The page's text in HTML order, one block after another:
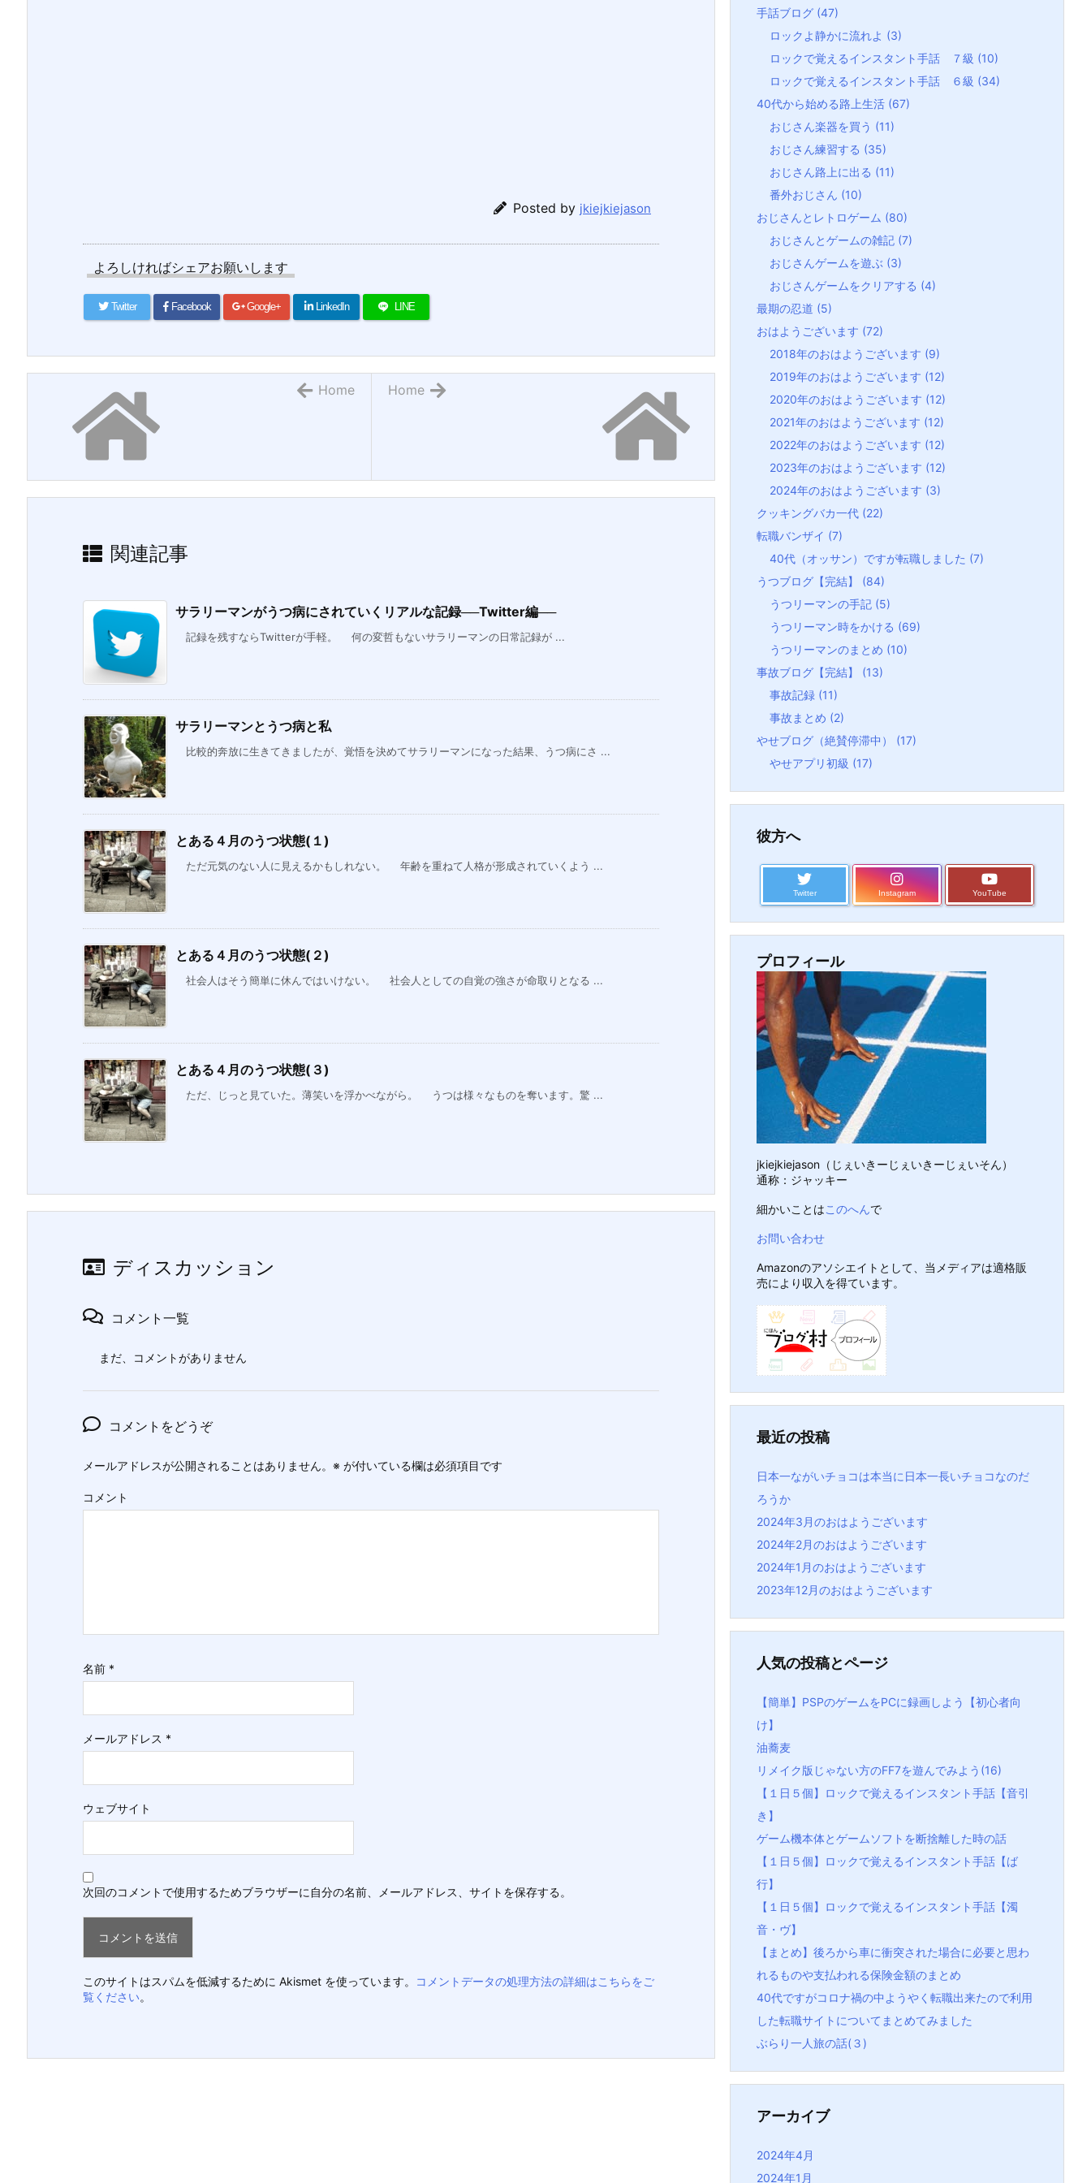
Posted by jkiejkiejason
よろしければシェアお願いします
Twitter Facebook Google+ LinkedIn LINE
Home
Home
関連記事
サラリーマンがうつ病にされていくリアルな記録──Twitter編──
記録を残すならTwitterが手軽。 何の変哲もないサラリーマンの日常記録が ...
サラリーマンとうつ病と私
比較的奔放に生きてきましたが、覚悟を決めてサラリーマンになった結果、うつ病にさ ...
とある４月のうつ状態(１)
ただ元気のない人に見えるかもしれない。 年齢を重ねて人格が形成されていくよう ...
とある４月のうつ状態(２)
社会人はそう簡単に休んではいけない。 社会人としての自覚の強さが命取りとなる ...
とある４月のうつ状態(３)
ただ、じっと見ていた。薄笑いを浮かべながら。 うつは様々なものを奪います。驚 ...
ディスカッション
コメント一覧
まだ、コメントがありません
コメントをどうぞ
メールアドレスが公開されることはありません。 ※ が付いている欄は必須項目です
コメント
名前 *
メールアドレス *
ウェブサイト
次回のコメントで使用するためブラウザーに自分の名前、メールアドレス、サイトを保存する。
このサイトはスパムを低減するために Akismet を使っています。
コメントデータの処理方法の詳細はこちらをご
覧ください。
手話ブログ (47)
ロックよ静かに流れよ (3)
ロックで覚えるインスタント手話 ７級 (10)
ロックで覚えるインスタント手話 ６級 (34)
40代から始める路上生活 (67)
おじさん楽器を買う (11)
おじさん練習する (35)
おじさん路上に出る (11)
番外おじさん (10)
おじさんとレトロゲーム (80)
おじさんとゲームの雑記 (7)
おじさんゲームを遊ぶ (3)
おじさんゲームをクリアする (4)
最期の忍道 (5)
おはようございます (72)
2018年のおはようございます (9)
2019年のおはようございます (12)
2020年のおはようございます (12)
2021年のおはようございます (12)
2022年のおはようございます (12)
2023年のおはようございます (12)
2024年のおはようございます (3)
クッキングバカ一代 (22)
転職バンザイ (7)
40代（オッサン）ですが転職しました (7)
うつブログ【完結】 (84)
うつリーマンの手記 (5)
うつリーマン時をかける (69)
うつリーマンのまとめ (10)
事故ブログ【完結】 (13)
事故記録 (11)
事故まとめ (2)
やせブログ（絶賛停滞中） (17)
やせアプリ初級 (17)
彼方へ
Twitter Instagram YouTube
プロフィール
jkiejkiejason（じぇいきーじぇいきーじぇいそん）
通称：ジャッキー
細かいことはこのへんで
お問い合わせ
Amazonのアソシエイトとして、当メディアは適格販
売により収入を得ています。
最近の投稿
日本一ながいチョコは本当に日本一長いチョコなのだ
ろうか
2024年3月のおはようございます
2024年2月のおはようございます
2024年1月のおはようございます
2023年12月のおはようございます
人気の投稿とページ
【簡単】PSPのゲームをPCに録画しよう【初心者向
け】
油蕎麦
リメイク版じゃない方のFF7を遊んでみよう(16)
【１日５個】ロックで覚えるインスタント手話【音引
き】
ゲーム機本体とゲームソフトを断捨離した時の話
【１日５個】ロックで覚えるインスタント手話【ば
行】
【１日５個】ロックで覚えるインスタント手話【濁
音・ヴ】
【まとめ】後ろから車に衝突された場合に必要と思わ
れるものや支払われる保険金額のまとめ
40代ですがコロナ禍の中ようやく転職出来たので利用
した転職サイトについてまとめてみました
ぶらり一人旅の話(３)
アーカイブ
2024年4月
2024年1月